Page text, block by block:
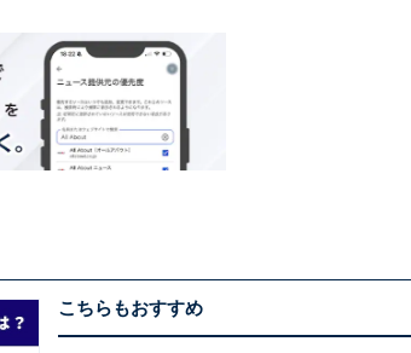
こちらもおすすめ